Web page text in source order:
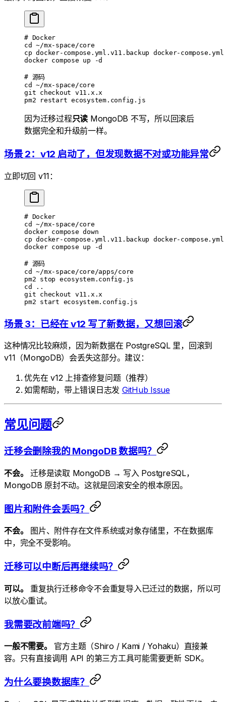
# Docker
cd ~/mx-space/core
cp docker-compose.yml.v11.backup docker-compose.yml
docker compose up -d
# 源码
cd ~/mx-space/core
git checkout v11.x.x
pm2 restart ecosystem.config.js
因为迁移过程只读 MongoDB 不写，所以回滚后
数据完全和升级前一样。
场景 2：v12 启动了，但发现数据不对或功能异常
立即切回 v11：
# Docker
cd ~/mx-space/core
docker compose down
cp docker-compose.yml.v11.backup docker-compose.yml
docker compose up -d
# 源码
cd ~/mx-space/core/apps/core
pm2 stop ecosystem.config.js
cd ..
git checkout v11.x.x
pm2 start ecosystem.config.js
场景 3：已经在 v12 写了新数据，又想回滚
这种情况比较麻烦，因为新数据在 PostgreSQL 里，回滚到
v11（MongoDB）会丢失这部分。建议：
优先在 v12 上排查修复问题（推荐）
如需帮助，带上错误日志发 GitHub Issue
常见问题
迁移会删除我的 MongoDB 数据吗？
不会。
迁移是读取 MongoDB → 写入 PostgreSQL，
MongoDB 原封不动。这就是回滚安全的根本原因。
图片和附件会丢吗？
不会。
图片、附件存在文件系统或对象存储里，不在数据库
中，完全不受影响。
迁移可以中断后再继续吗？
可以。
重复执行迁移命令不会重复导入已迁过的数据，所以可
以放心重试。
我需要改前端吗？
一般不需要。
官方主题（Shiro / Kami / Yohaku）直接兼
容。只有直接调用 API 的第三方工具可能需要更新 SDK。
为什么要换数据库？